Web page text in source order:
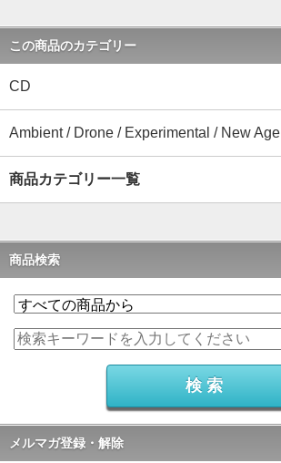
この商品のカテゴリー
CD
Ambient / Drone / Experimental / New Age
商品カテゴリー一覧
商品検索
メルマガ登録・解除